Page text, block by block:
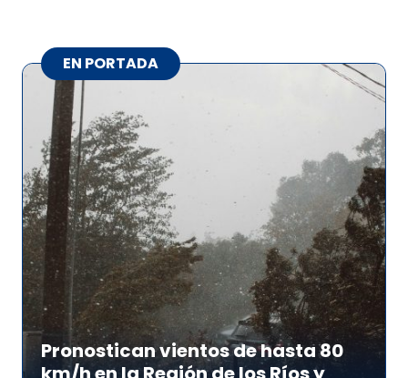
EN PORTADA
Pronostican vientos de hasta 80